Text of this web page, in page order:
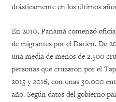
drásticamente en los últimos
En 2010, Panamá comenzó
de migrantes por el Darién. De
una media de menos de 2.500
personas que cruzaron por el
2015 y 2016, con unas 30.000
año. Según datos del gobierno